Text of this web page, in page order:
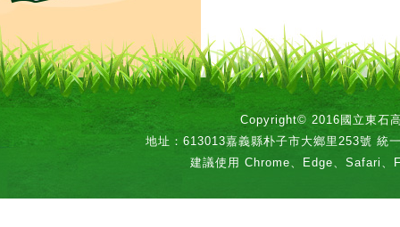
Copyright© 2016國立東石
地址：613013嘉義縣朴子市大鄉里253號 統
建議使用 Chrome、Edge、Safari